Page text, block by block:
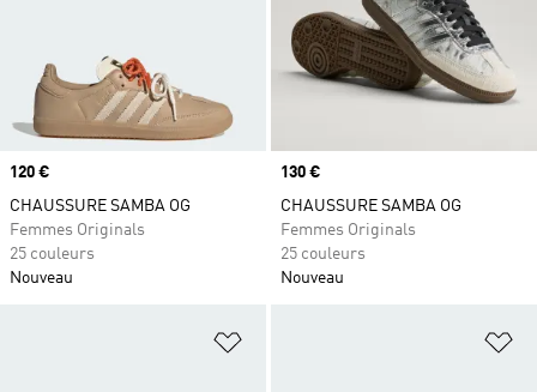
Prix
120 €
CHAUSSURE SAMBA OG
Femmes Originals
25 couleurs
Nouveau
Prix
130 €
CHAUSSURE SAMBA OG
Femmes Originals
25 couleurs
Nouveau
Ajouter à la Liste de produits